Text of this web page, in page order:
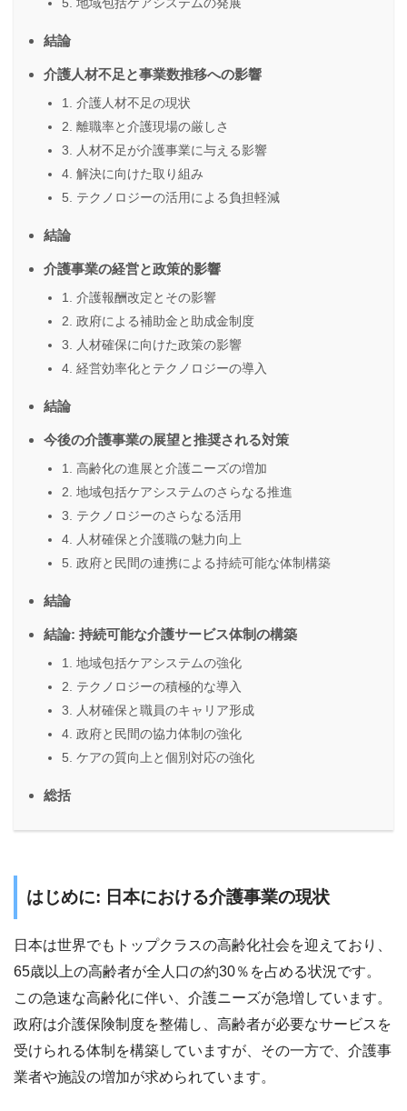
結論
介護人材不足と事業数推移への影響
1. 介護人材不足の現状
2. 離職率と介護現場の厳しさ
3. 人材不足が介護事業に与える影響
4. 解決に向けた取り組み
5. テクノロジーの活用による負担軽減
結論
介護事業の経営と政策的影響
1. 介護報酬改定とその影響
2. 政府による補助金と助成金制度
3. 人材確保に向けた政策の影響
4. 経営効率化とテクノロジーの導入
結論
今後の介護事業の展望と推奨される対策
1. 高齢化の進展と介護ニーズの増加
2. 地域包括ケアシステムのさらなる推進
3. テクノロジーのさらなる活用
4. 人材確保と介護職の魅力向上
5. 政府と民間の連携による持続可能な体制構築
結論
結論: 持続可能な介護サービス体制の構築
1. 地域包括ケアシステムの強化
2. テクノロジーの積極的な導入
3. 人材確保と職員のキャリア形成
4. 政府と民間の協力体制の強化
5. ケアの質向上と個別対応の強化
総括
はじめに: 日本における介護事業の現状
日本は世界でもトップクラスの高齢化社会を迎えており、
65歳以上の高齢者が全人口の約30％を占める状況です。
この急速な高齢化に伴い、介護ニーズが急増しています。
政府は介護保険制度を整備し、高齢者が必要なサービスを
受けられる体制を構築していますが、その一方で、介護事
業者や施設の増加が求められています。